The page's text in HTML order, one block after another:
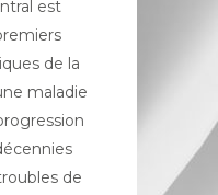
est
de la
maladie
de